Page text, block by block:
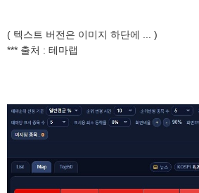
( 텍스트 버전은 이미지 하단에 ... )
*** 출처 : 테마랩